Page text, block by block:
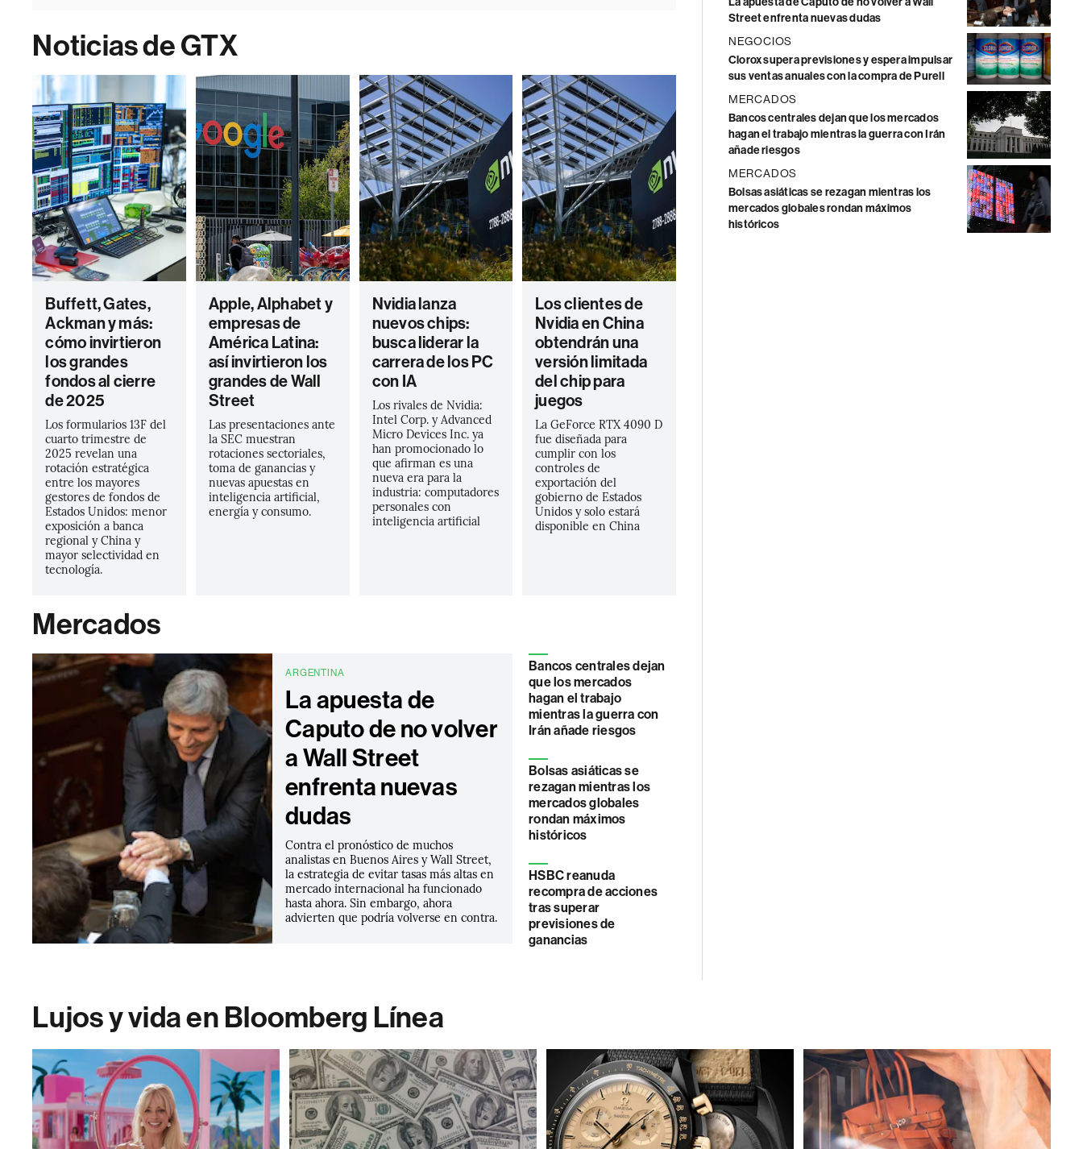
Noticias de GTX
Buffett, Gates,
Ackman y más:
cómo invirtieron
los grandes
fondos al cierre
de 2025
Los formularios 13F del
cuarto trimestre de
2025 revelan una
rotación estratégica
entre los mayores
gestores de fondos de
Estados Unidos: menor
exposición a banca
regional y China y
mayor selectividad en
tecnología.
Apple, Alphabet y
empresas de
América Latina:
así invirtieron los
grandes de Wall
Street
Las presentaciones ante
la SEC muestran
rotaciones sectoriales,
toma de ganancias y
nuevas apuestas en
inteligencia artificial,
energía y consumo.
Nvidia lanza
nuevos chips:
busca liderar la
carrera de los PC
con IA
Los rivales de Nvidia:
Intel Corp. y Advanced
Micro Devices Inc. ya
han promocionado lo
que afirman es una
nueva era para la
industria: computadores
personales con
inteligencia artificial
Los clientes de
Nvidia en China
obtendrán una
versión limitada
del chip para
juegos
La GeForce RTX 4090 D
fue diseñada para
cumplir con los
controles de
exportación del
gobierno de Estados
Unidos y solo estará
disponible en China
Mercados
ARGENTINA
La apuesta de
Caputo de no volver
a Wall Street
enfrenta nuevas
dudas
Contra el pronóstico de muchos
analistas en Buenos Aires y Wall Street,
la estrategia de evitar tasas más altas en
mercado internacional ha funcionado
hasta ahora. Sin embargo, ahora
advierten que podría volverse en contra.
Bancos centrales dejan
que los mercados
hagan el trabajo
mientras la guerra con
Irán añade riesgos
Bolsas asiáticas se
rezagan mientras los
mercados globales
rondan máximos
históricos
HSBC reanuda
recompra de acciones
tras superar
previsiones de
ganancias
Street enfrenta nuevas dudas
NEGOCIOS
Clorox supera previsiones y espera impulsar
sus ventas anuales con la compra de Purell
MERCADOS
Bancos centrales dejan que los mercados
hagan el trabajo mientras la guerra con Irán
añade riesgos
MERCADOS
Bolsas asiáticas se rezagan mientras los
mercados globales rondan máximos
históricos
Lujos y vida en Bloomberg Línea